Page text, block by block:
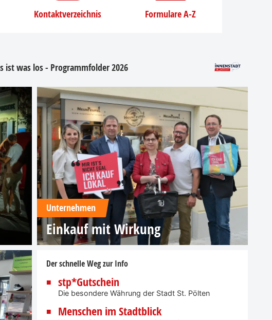
Kontaktverzeichnis Formulare A-Z
ist was los - Programmfolder 2026
Unternehmen
Einkauf mit Wirkung
Der schnelle Weg zur Info
stp*Gutschein
Die besondere Währung der Stadt St. Pölten
Menschen im Stadtblick